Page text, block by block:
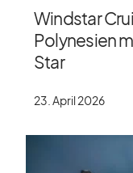
Windstar
Polynesien
Star
23. April 2026